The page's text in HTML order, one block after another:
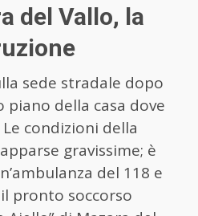
del Vallo, la
sede stradale dopo
piano della casa dove
condizioni della
gravissime; è
del 118 e
pronto soccorso